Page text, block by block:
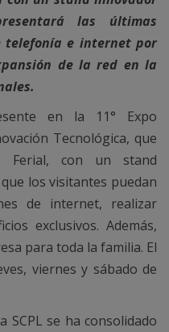
las últimas
telefonía e internet por
de la red en la
en la 11° Expo
Tecnológica, que
Ferial, con un stand
los visitantes puedan
de internet, realizar
exclusivos. Además,
para toda la familia. El
viernes y sábado de
SCPL se ha consolidado